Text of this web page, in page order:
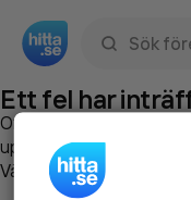
Ett fel har
Om du vill kan du
uppstod så att vi lättare
Vänligen försök med